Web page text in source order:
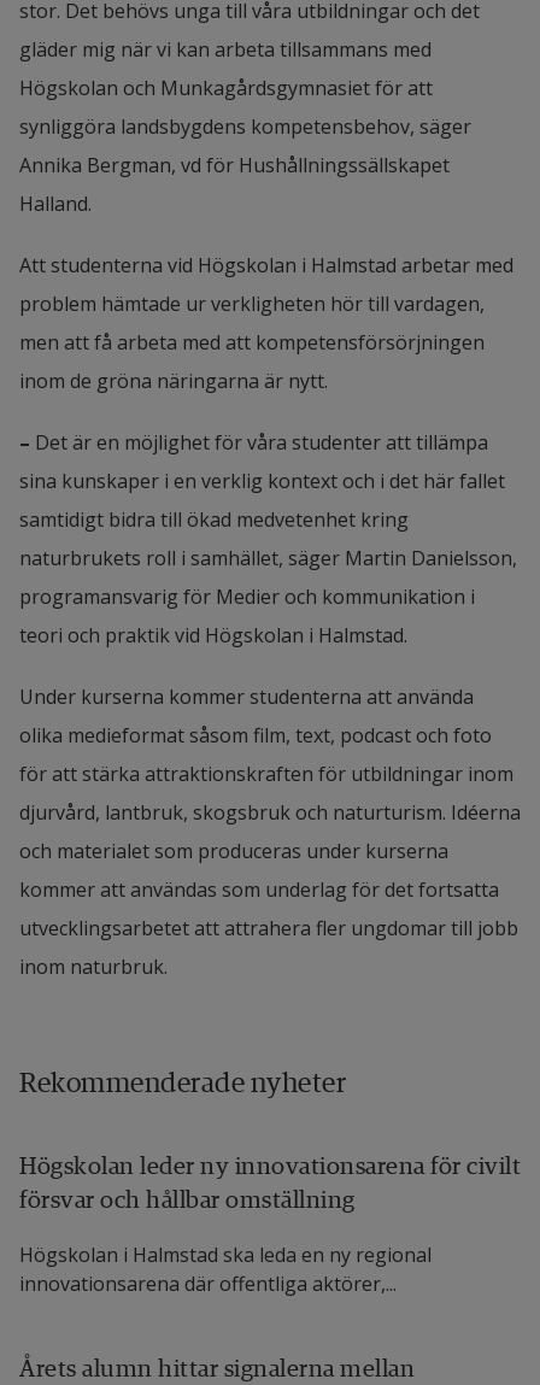
stor. Det behövs unga till våra utbildningar och det
gläder mig när vi kan arbeta tillsammans med
Högskolan och Munkagårdsgymnasiet för att
synliggöra landsbygdens kompetensbehov, säger
Annika Bergman, vd för Hushållningssällskapet
Halland.
Att studenterna vid Högskolan i Halmstad arbetar med
problem hämtade ur verkligheten hör till vardagen,
men att få arbeta med att kompetensförsörjningen
inom de gröna näringarna är nytt.
– Det är en möjlighet för våra studenter att tillämpa
sina kunskaper i en verklig kontext och i det här fallet
samtidigt bidra till ökad medvetenhet kring
naturbrukets roll i samhället, säger Martin Danielsson,
programansvarig för Medier och kommunikation i
teori och praktik vid Högskolan i Halmstad.
Under kurserna kommer studenterna att använda
olika medieformat såsom film, text, podcast och foto
för att stärka attraktionskraften för utbildningar inom
djurvård, lantbruk, skogsbruk och naturturism. Idéerna
och materialet som produceras under kurserna
kommer att användas som underlag för det fortsatta
utvecklingsarbetet att attrahera fler ungdomar till jobb
inom naturbruk.
Rekommenderade nyheter
Högskolan leder ny innovationsarena för civilt
försvar och hållbar omställning
Högskolan i Halmstad ska leda en ny regional
innovationsarena där offentliga aktörer,...
Årets alumn hittar signalerna mellan